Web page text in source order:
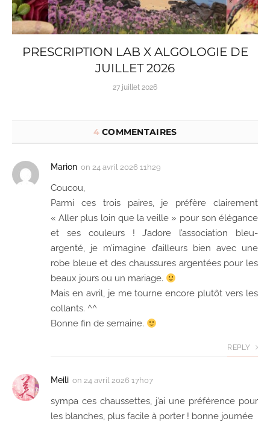
PRESCRIPTION LAB X ALGOLOGIE DE
JUILLET 2026
27 juillet 2026
4COMMENTAIRES
Marion on 24 avril 2026 11h29
Coucou,
Parmi ces trois paires, je préfère clairement
« Aller plus loin que la veille » pour son élégance
et ses couleurs ! J’adore l’association bleu-
argenté, je m’imagine d’ailleurs bien avec une
robe bleue et des chaussures argentées pour les
beaux jours ou un mariage.
Mais en avril, je me tourne encore plutôt vers les
collants. ^^
Bonne fin de semaine.
REPLY
Meili on 24 avril 2026 17h07
sympa ces chaussettes, j’ai une préférence pour
les blanches, plus facile à porter ! bonne journée